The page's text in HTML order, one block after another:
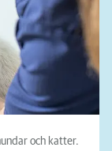
och katter.